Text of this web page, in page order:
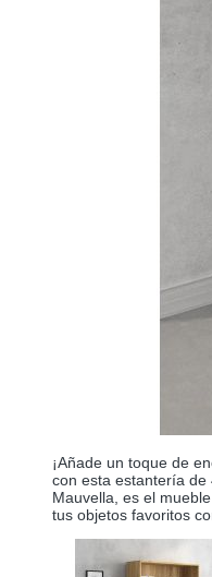
¡Añade un toque de
con esta estantería de
Mauvella, es el
tus objetos favoritos